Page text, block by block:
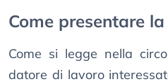
Come presentare
Come si legge nella
datore di lavoro